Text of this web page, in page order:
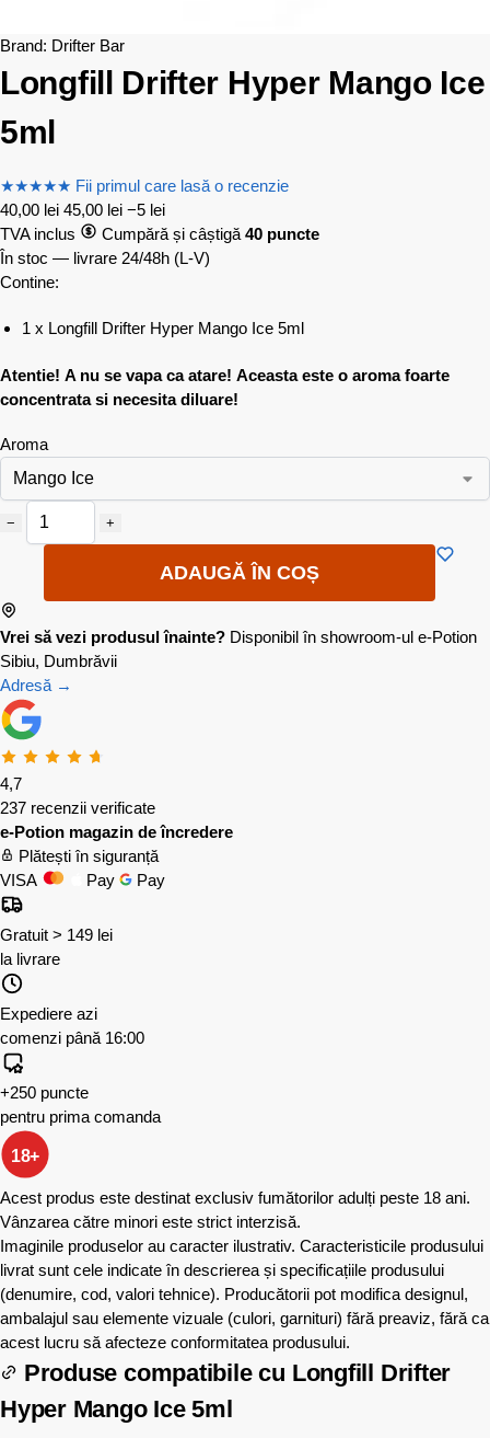
Brand: Drifter Bar
Longfill Drifter Hyper Mango Ice
5ml
★★★★★ Fii primul care lasă o recenzie
40,00 lei 45,00 lei −5 lei
TVA inclus
Cumpără și câștigă 40 puncte
În stoc — livrare 24/48h (L-V)
Contine:
1 x Longfill Drifter Hyper Mango Ice 5ml
Atentie! A nu se vapa ca atare! Aceasta este o aroma foarte
concentrata si necesita diluare!
Aroma
− +
ADAUGĂ ÎN COȘ
Vrei să vezi produsul înainte? Disponibil în showroom-ul e-Potion
Sibiu, Dumbrăvii
Adresă →
4,7
237 recenzii verificate
e-Potion magazin de încredere
Plătești în siguranță
VISA
Pay Pay
Gratuit > 149 lei
la livrare
Expediere azi
comenzi până 16:00
+250 puncte
pentru prima comanda
18+
Acest produs este destinat exclusiv fumătorilor adulți peste 18 ani.
Vânzarea către minori este strict interzisă.
Imaginile produselor au caracter ilustrativ. Caracteristicile produsului
livrat sunt cele indicate în descrierea și specificațiile produsului
(denumire, cod, valori tehnice). Producătorii pot modifica designul,
ambalajul sau elemente vizuale (culori, garnituri) fără preaviz, fără ca
acest lucru să afecteze conformitatea produsului.
Produse compatibile cu Longfill Drifter
Hyper Mango Ice 5ml